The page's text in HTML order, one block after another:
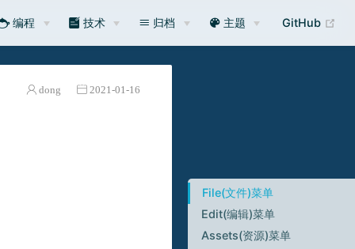
编程 技术 归档 主题 GitHub
dong 2021-01-16
File(文件)菜单
Edit(编辑)菜单
Assets(资源)菜单